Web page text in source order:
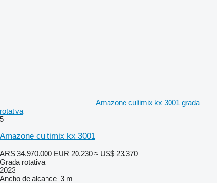
Amazone cultimix kx 3001 grada
rotativa
5
Amazone cultimix kx 3001
ARS 34.970.000 EUR 20.230 ≈ US$ 23.370
Grada rotativa
2023
Ancho de alcance 3 m